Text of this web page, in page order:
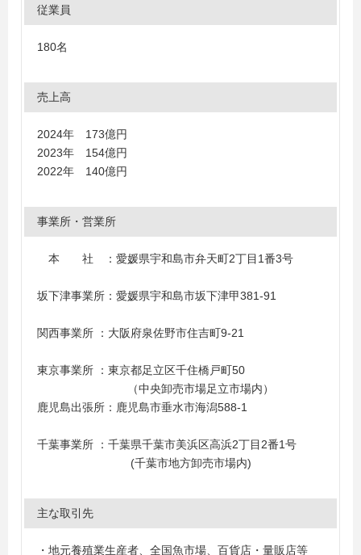
従業員
180名
売上高
2024年 173億円
2023年 154億円
2022年 140億円
事業所・営業所
本 社 ：愛媛県宇和島市弁天町2丁目1番3号
坂下津事業所：愛媛県宇和島市坂下津甲381-91
関西事業所 ：大阪府泉佐野市住吉町9-21
東京事業所 ：東京都足立区千住橋戸町50
（中央卸売市場足立市場内）
鹿児島出張所：鹿児島市垂水市海潟588-1
千葉事業所 ：千葉県千葉市美浜区高浜2丁目2番1号
(千葉市地方卸売市場内)
主な取引先
・地元養殖業生産者、全国魚市場、百貨店・量販店等